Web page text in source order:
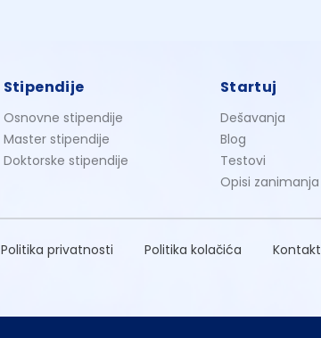
Stipendije
Osnovne stipendije
Master stipendije
Doktorske stipendije
Startuj
Dešavanja
Blog
Testovi
Opisi zanimanja
Politika privatnosti Politika kolačića Kontakt